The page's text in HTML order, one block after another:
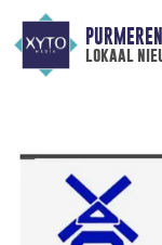
lokaal